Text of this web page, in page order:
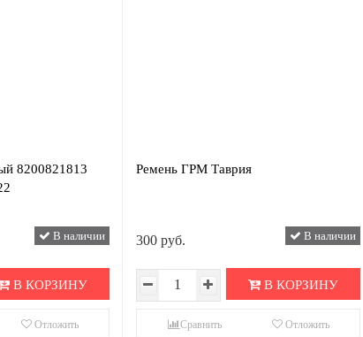
8200821813
В наличии
В КОРЗИНУ
Отложить
Ремень ГРМ Таврия
300 руб. В наличии
В КОРЗИНУ
Сравнить Отложить